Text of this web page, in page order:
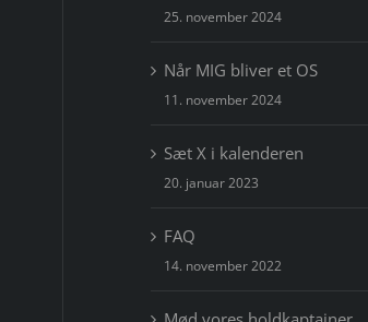
25. november 2024
Når MIG bliver et OS
11. november 2024
Sæt X i kalenderen
20. januar 2023
FAQ
14. november 2022